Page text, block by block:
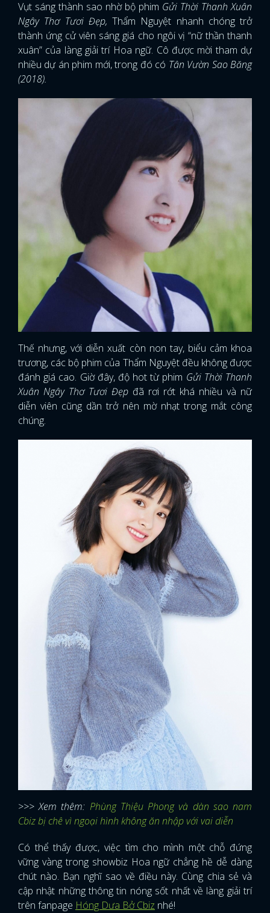
FACEBOOK GOOGLE
Vụt sáng thành sao nhờ bộ phim Gửi Thời Thanh Xuân
Ngây Thơ Tươi Đẹp, Thẩm Nguyệt nhanh chóng trở
thành ứng cử viên sáng giá cho ngôi vị “nữ thần thanh
xuân” của làng giải trí Hoa ngữ. Cô được mời tham dự
nhiều dự án phim mới, trong đó có Tân Vườn Sao Băng
(2018).
Thế nhưng, với diễn xuất còn non tay, biểu cảm khoa
trương, các bộ phim của Thẩm Nguyệt đều không được
đánh giá cao. Giờ đây, độ hot từ phim Gửi Thời Thanh
Xuân Ngây Thơ Tươi Đẹp đã rơi rớt khá nhiều và nữ
diễn viên cũng dần trở nên mờ nhạt trong mắt công
chúng.
>>> Xem thêm: Phùng Thiệu Phong và dàn sao nam
Cbiz bị chê vì ngoại hình không ăn nhập với vai diễn
Có thể thấy được, việc tìm cho mình một chỗ đứng
vững vàng trong showbiz Hoa ngữ chẳng hề dễ dàng
chút nào. Bạn nghĩ sao về điều này. Cùng chia sẻ và
cập nhật những thông tin nóng sốt nhất về làng giải trí
trên fanpage Hóng Dưa Bở Cbiz nhé!